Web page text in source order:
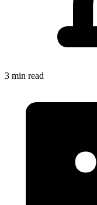
3 min read